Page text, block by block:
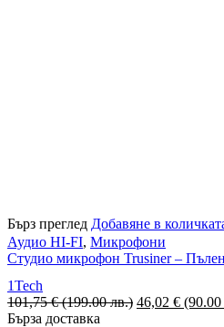
Бърз преглед Добавяне в
Аудио HI-FI, Микрофони
Студио микрофон Trusiner –
1Tech
101,75€ (199.00 лв.) Original
46,02 €
Бърза доставка